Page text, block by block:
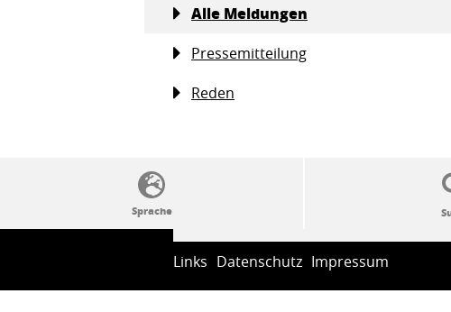
Alle Meldungen
Pressemitteilung
Reden
Links Datenschutz Impressum